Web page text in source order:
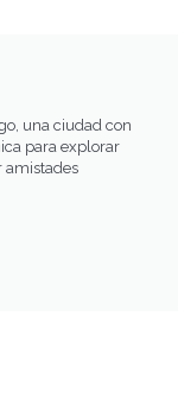
una ciudad con
para explorar
amistades